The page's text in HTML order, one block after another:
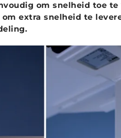
om snelheid toe
extra snelheid te